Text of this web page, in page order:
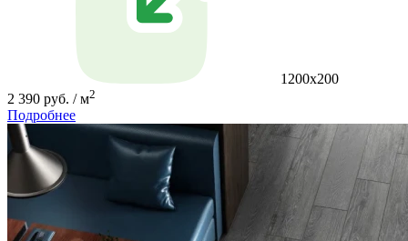
1200x200
2 390 руб. / м2
Подробнее